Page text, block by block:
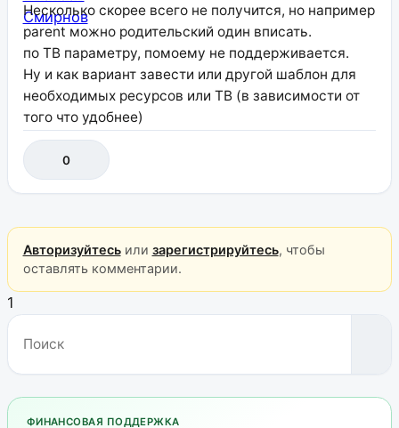
Несколько скорее всего не получится, но например
parent можно родительский один вписать.
по ТВ параметру, помоему не поддерживается.
Ну и как вариант завести или другой шаблон для
необходимых ресурсов или ТВ (в зависимости от
того что удобнее)
0
Авторизуйтесьили зарегистрируйтесь, чтобы
оставлять комментарии.
1
ФИНАНСОВАЯ ПОДДЕРЖКА